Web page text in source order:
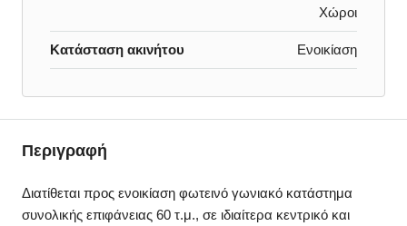
Χώροι
Κατάσταση ακινήτου Ενοικίαση
Περιγραφή
Διατίθεται προς ενοικίαση φωτεινό γωνιακό κατάστημα
συνολικής επιφάνειας 60 τ.μ., σε ιδιαίτερα κεντρικό και